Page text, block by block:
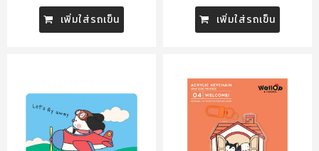
เพิ่มใส่รถเข็น เพิ่มใส่รถเข็น